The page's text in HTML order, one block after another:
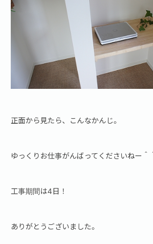
正面から見たら、こんなかんじ。
ゆっくりお仕事がんばってくださいねー＾
工事期間は4日！
ありがとうございました。